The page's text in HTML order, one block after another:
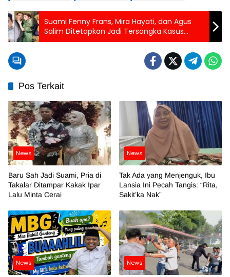
Suami Fenny Frans, Mira Hayati, dan Agus
Salim Ditetapkan Jadi Tersangka Kasus
Kosmetik Berbahaya
Pos Terkait
News
Baru Sah Jadi Suami, Pria di
Takalar Ditampar Kakak Ipar
Lalu Minta Cerai
News
Tak Ada yang Menjenguk, Ibu
Lansia Ini Pecah Tangis: “Rita,
Sakit’ka Nak”
News News